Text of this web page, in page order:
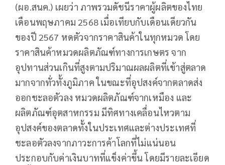
(ผอ.สนค.) เผยว่า ภาพรวมดัชนีราคาผู้ผลิตของไทย
เดือนพฤษภาคม 2568 เมื่อเทียบกับเดือนเดียวกัน
ของปี 2567 หดตัวจากราคาสินค้าในทุกหมวด โดย
ราคาสินค้าหมวดผลิตภัณฑ์ทางการเกษตร จาก
อุปทานส่วนเกินที่สูงตามปริมาณผลผลิตที่เข้าสู่ตลาด
มากจากทั่วทั้งภูมิภาค ในขณะที่อุปสงค์จากตลาดส่ง
ออกชะลอตัวลง หมวดผลิตภัณฑ์จากเหมือง และ
ผลิตภัณฑ์อุตสาหกรรม มีทิศทางเคลื่อนไหวตาม
อุปสงค์ของตลาดทั้งในประเทศและต่างประเทศที่
ชะลอตัวลงจากภาวะการค้าโลกที่ไม่แน่นอน
ประกอบกับค่าเงินบาทที่แข็งค่าขึ้น โดยมีรายละเอียด